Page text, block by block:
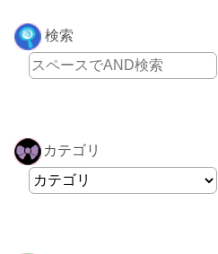
検索
カテゴリ